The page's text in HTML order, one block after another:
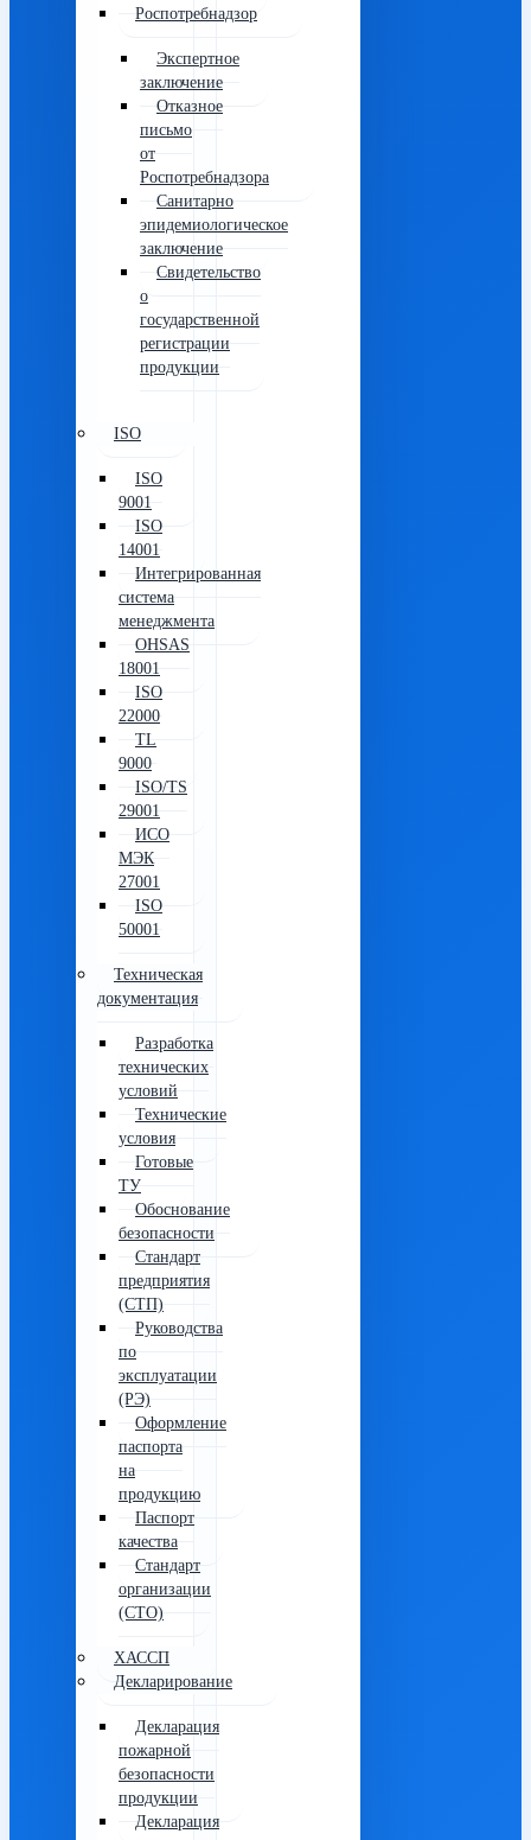
Роспотребнадзор
Экспертное
заключение
Отказное
письмо
от
Роспотребнадзора
Санитарно
эпидемиологическое
заключение
Свидетельство
о
государственной
регистрации
продукции
ISO
ISO
9001
ISO
14001
Интегрированная
система
менеджмента
OHSAS
18001
ISO
22000
TL
9000
ISO/TS
29001
ИСО
МЭК
27001
ISO
50001
Техническая
документация
Разработка
технических
условий
Технические
условия
Готовые
ТУ
Обоснование
безопасности
Стандарт
предприятия
(СТП)
Руководства
по
эксплуатации
(РЭ)
Оформление
паспорта
на
продукцию
Паспорт
качества
Стандарт
организации
(СТО)
ХАССП
Декларирование
Декларация
пожарной
безопасности
продукции
Декларация